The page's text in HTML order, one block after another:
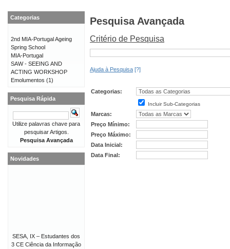
Pesquisa Avançada
Critério de Pesquisa
Ajuda à Pesquisa [?]
Categorias:
Incluir Sub-Categorias
Marcas:
Preço Mínimo:
Preço Máximo:
Data Inicial:
Data Final:
Categorias
2nd MIA-Portugal Ageing
Spring School
MIA-Portugal
SAW - SEEING AND
ACTING WORKSHOP
Emolumentos (1)
Pesquisa Rápida
Utilize palavras chave para
pesquisar Artigos.
Pesquisa Avançada
Novidades
SESA, IX – Estudantes dos
3 CE Ciência da Informação